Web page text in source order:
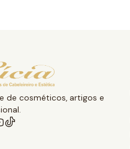
de cosméticos, artigos e